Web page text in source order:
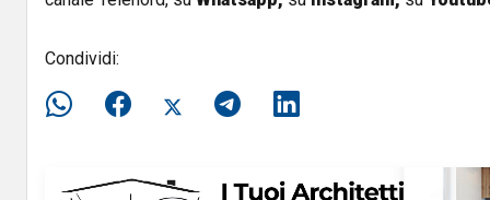
Condividi: